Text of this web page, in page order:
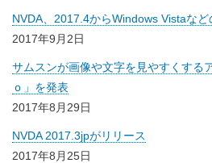
NVDA、2017.4からWindows Vistaな
2017年9月2日
サムスンが画像や文字を見やすくする
ｏ」を発表
2017年8月29日
NVDA 2017.3jpがリリース
2017年8月25日